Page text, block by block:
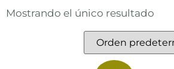
Mostrando el único resultado